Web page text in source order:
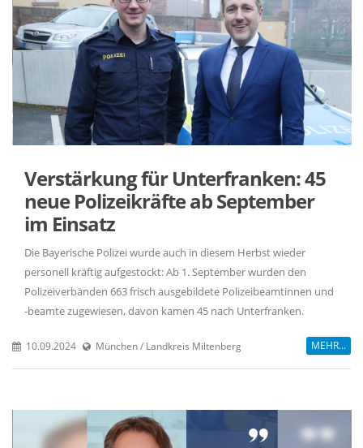
Verstärkung für Unterfranken: 45
neue Polizeikräfte ab September
im Einsatz
Die Bayerische Polizei wurde auch in diesem Herbst wieder
personell kräftig aufgestockt: Ab 1. September wurden den
Polizeiverbänden 663 frisch ausgebildete Polizeibeamtinnen und
-beamte zugewiesen, davon kamen 45 nach Unterfranken.
10.09.2024 München / Landkreis Miltenberg MEHR...